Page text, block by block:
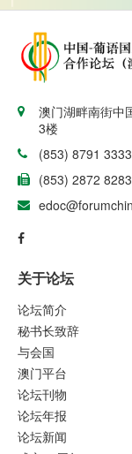
澳门湖畔南街中
3楼
(853) 8791 3333
(853) 2872 8283
关于论坛
论坛简介
秘书长致辞
与会国
澳门平台
论坛刊物
论坛年报
论坛新闻